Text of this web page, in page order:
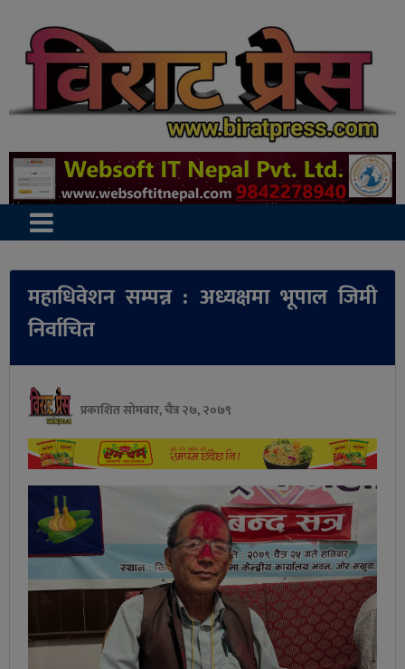
महाधिवेशन सम्पन्न : अध्यक्षमा भूपाल जिमी
निर्वाचित
प्रकाशित सोमबार, चैत्र २७, २०७९